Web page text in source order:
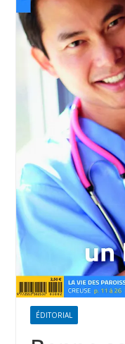
ÉDITORIAL